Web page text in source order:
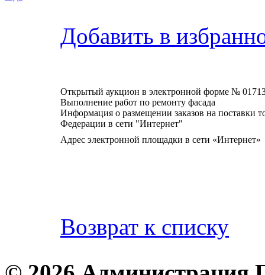
Добавить в
Открытый аукцион в электронной форме №
Выполнение работ по ремонту фасада
Информация о размещении заказов на поставки
Федерации в сети "Интернет"
Адрес электронной площадки в сети «Интернет»
Возврат к списку